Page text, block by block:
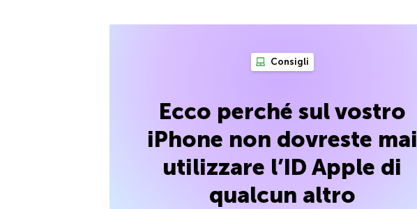
Consigli
Ecco perché sul vostro
iPhone non dovreste mai
utilizzare l’ID Apple di
qualcun altro